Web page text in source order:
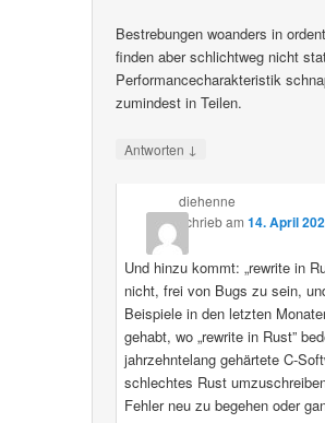
Bestrebungen woanders in
finden aber schlichtweg nicht
Performancecharakteristik
zumindest in Teilen.
Antworten ↓
diehenne
schriebam 14. April
Und hinzu kommt: „rewrite in
nicht, frei von Bugs zu sein,
Beispiele in den letzten
gehabt, wo „rewrite in Rust”
jahrzehntelang gehärtete C-
schlechtes Rust
Fehler neu zu begehen oder